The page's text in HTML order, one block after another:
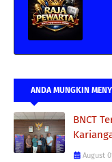
ANDA MUNGKIN
BNCT
August